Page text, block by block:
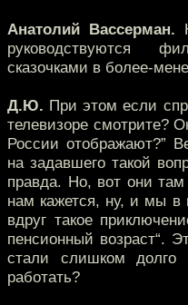
Анатолий Вассерман.
руководствуются
сказочками в более-
Д.Ю. При этом если
телевизоре смотрите?
России отображают?”
на задавшего такой
правда. Но, вот они там
нам кажется, ну, и мы в
вдруг такое
пенсионный возраст“.
стали слишком
работать?